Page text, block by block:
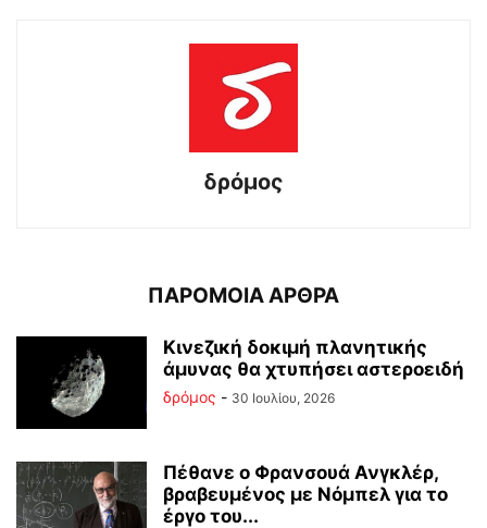
δρόμος
ΠΑΡΟΜΟΙΑ ΑΡΘΡΑ
Κινεζική δοκιμή πλανητικής
άμυνας θα χτυπήσει αστεροειδή
δρόμος - 30 Ιουλίου, 2026
Πέθανε ο Φρανσουά Ανγκλέρ,
βραβευμένος με Νόμπελ για το
έργο του...